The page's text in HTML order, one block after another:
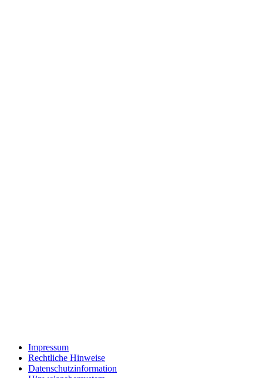
Impressum
Rechtliche Hinweise
Datenschutzinformation